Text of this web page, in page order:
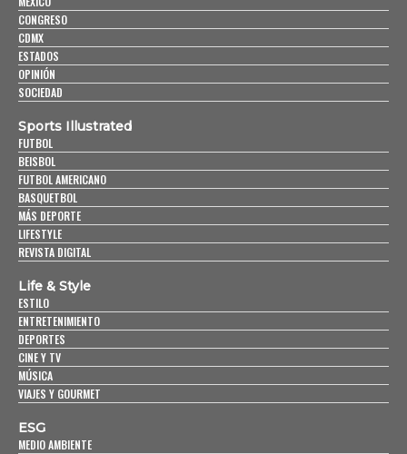
CONGRESO
CDMX
ESTADOS
OPINIÓN
SOCIEDAD
Sports Illustrated
FUTBOL
BEISBOL
FUTBOL AMERICANO
BASQUETBOL
MÁS DEPORTE
LIFESTYLE
REVISTA DIGITAL
Life & Style
ESTILO
ENTRETENIMIENTO
DEPORTES
CINE Y TV
MÚSICA
VIAJES Y GOURMET
ESG
MEDIO AMBIENTE